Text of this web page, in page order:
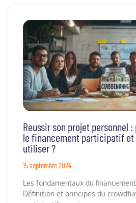
Reussir son projet personnel
le financement participatif et
utiliser ?
15 septembre 2024
Les fondamentaux du
Définition et principes du